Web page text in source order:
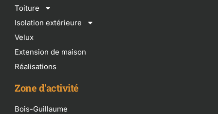
Toiture
Isolation extérieure
Velux
Extension de maison
Réalisations
Zone d'activité
Bois-Guillaume